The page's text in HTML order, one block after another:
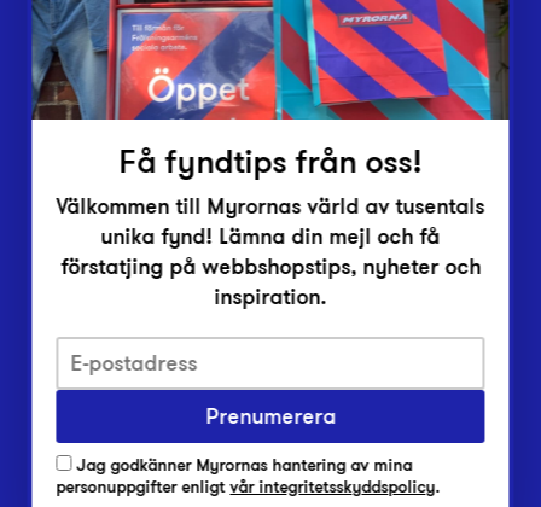
Inlämningsplatser
Om Myrorna
Lediga jobb
Pressrum
Integritetsskyddspolicy
Har du frågor om onlineköp, leverans eller retur?
Har du frågor om vår verksamhet?
Vanliga frågor om Myrorna
Få fyndtips från oss!
Välkommen till Myrornas värld av tusentals
unika fynd! Lämna din mejl och få
förstatjing på webbshopstips, nyheter och
inspiration.
Prenumerera
Jag godkänner Myrornas hantering av mina
personuppgifter enligtvår integritetsskyddspolicy.